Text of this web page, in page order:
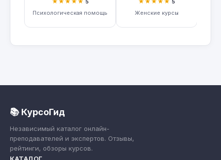
5
Психологическая помощь
5
Женские курсы
📚 КурсоГид
Независимый каталог онлайн-
преподавателей и экспертов. Отзывы,
рейтинги, обзоры курсов.